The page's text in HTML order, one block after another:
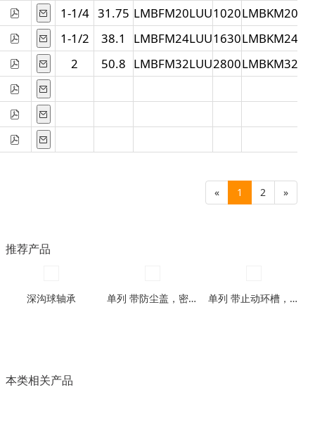
1-1/4 31.75 LMBFM20LUU1020
1-1/2
38.1 LMBFM24LUU1630
2
50.8 LMBFM32LUU2800
« 1 2 »
推荐产品
深沟球轴承 单列 带防尘盖，密封圈型 单列 带止动环槽，带止动环槽及防尘盖型
本类相关产品